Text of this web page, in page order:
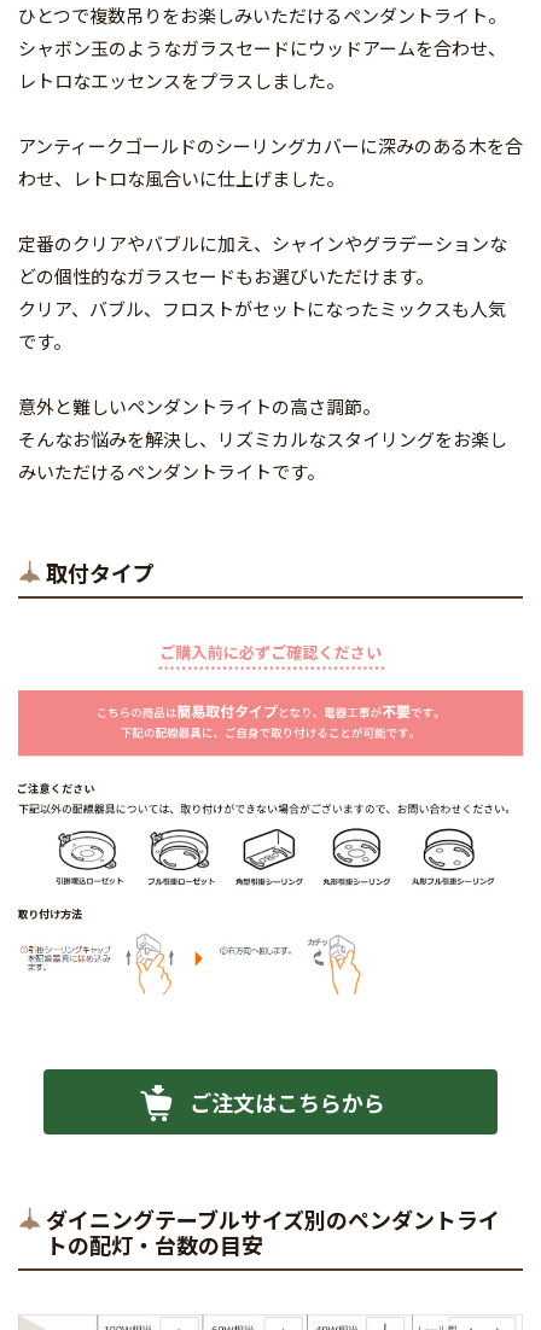
ひとつで複数吊りをお楽しみいただけるペンダントライト。
シャボン玉のようなガラスセードにウッドアームを合わせ、
レトロなエッセンスをプラスしました。
アンティークゴールドのシーリングカバーに深みのある木を合
わせ、レトロな風合いに仕上げました。
定番のクリアやバブルに加え、シャインやグラデーションな
どの個性的なガラスセードもお選びいただけます。
クリア、バブル、フロストがセットになったミックスも人気
です。
意外と難しいペンダントライトの高さ調節。
そんなお悩みを解決し、リズミカルなスタイリングをお楽し
みいただけるペンダントライトです。
取付タイプ
ご注文はこちらから
ダイニングテーブルサイズ別のペンダントライ
トの配灯・台数の目安